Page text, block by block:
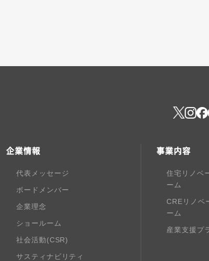
企業情報
代表メッセージ
ボードメンバー
企業理念
ショールーム
社会活動(CSR)
サスティナビリティ
事業内容
住宅リノベ
ーム
CREリノベ
ーム
産業支援プ